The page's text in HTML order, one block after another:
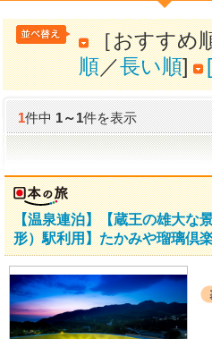
［おすすめ
順／長い順]
1件中1～1件を表示
【温泉連泊】【蔵王の雄大な
形）駅利用】たかみや瑠璃